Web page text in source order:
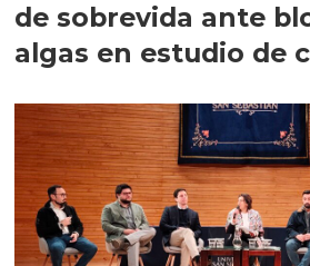
de sobrevida ante
algas en estudio de